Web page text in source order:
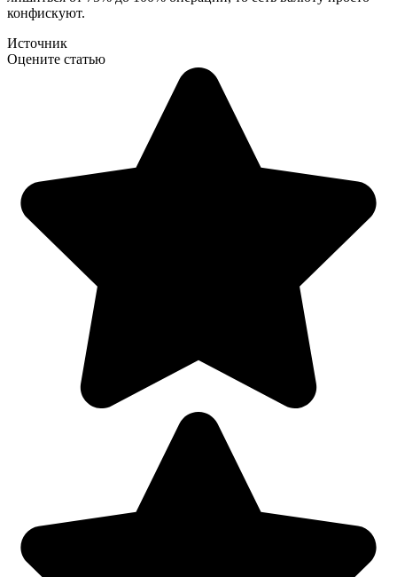
конфискуют.
Источник
Оцените статью